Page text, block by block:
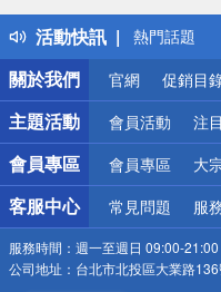
活動快訊
得獎公告
熱門話題
銀行優惠
偏遠地區配
詐騙網頁！
關於我們
官網 促銷目
主題活動 會員活動 注
會員專區 會員專區 大
客服中心 常見問題 服
服務時間： 週一至週日 09:00-
公司地址： 台北市北投區大業路